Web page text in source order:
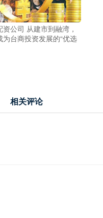
资公司 从建市到融湾，
为台商投资发展的“优选
相关评论